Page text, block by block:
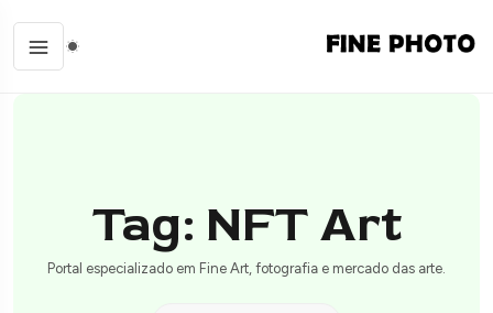
Tag: NFT Art
Portal especializado em Fine Art, fotografia e mercado das arte.